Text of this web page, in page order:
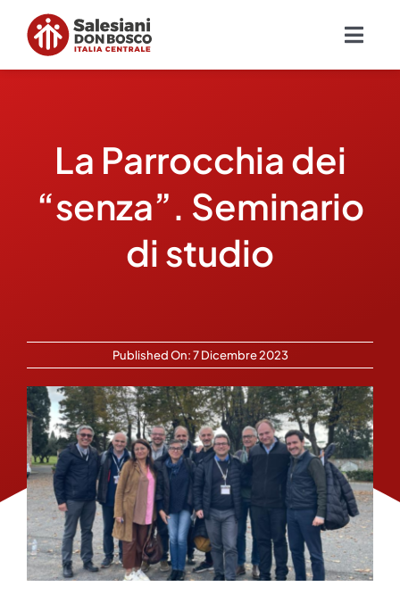
contenuto
Missione
Ambiti
Ambienti educativi e servizi
Contatti
La Parrocchia dei
“senza”. Seminario
di studio
Published On: 7 Dicembre 2023